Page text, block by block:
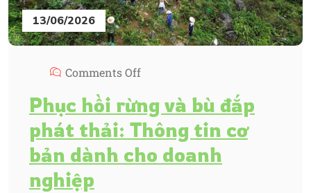
13/06/2026
Comments Off
Phục hồi rừng và bù đắp
phát thải: Thông tin cơ
bản dành cho doanh
nghiệp